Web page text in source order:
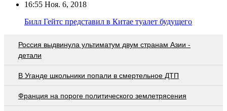
16:55 Ноя. 6, 2018
Билл Гейтс представил в Китае туалет будущего
Россия выдвинула ультиматум двум странам Азии -
детали
В Уганде школьники попали в смертельное ДТП
Франция на пороге политического землетрясения